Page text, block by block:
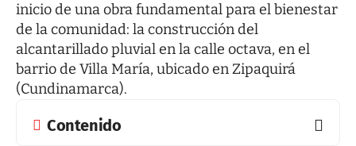
inicio de una obra fundamental para el bienestar
de la comunidad: la construcción del
alcantarillado pluvial en la calle octava, en el
barrio de Villa María, ubicado en Zipaquirá
(Cundinamarca).
Contenido